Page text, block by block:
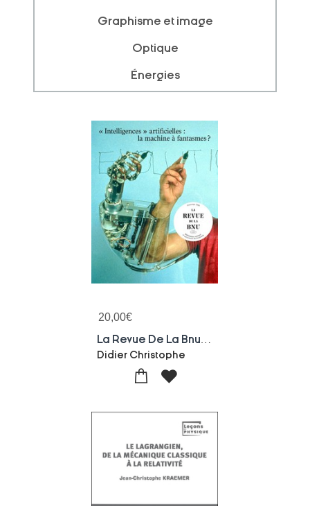
Graphisme et image
Optique
Énergies
20,00€
Didier Christophe